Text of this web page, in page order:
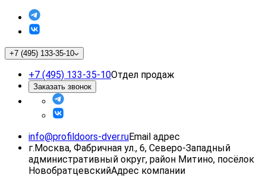
+7 (495) 133-35-10
+7 (495) 133-35-10Отдел продаж
Заказать звонок
info@profildoors-dver.ruEmail адрес
г.Москва, Фабричная ул., 6, Северо-Западный
административный округ, район Митино, посёлок
НовобратцевскийАдрес компании